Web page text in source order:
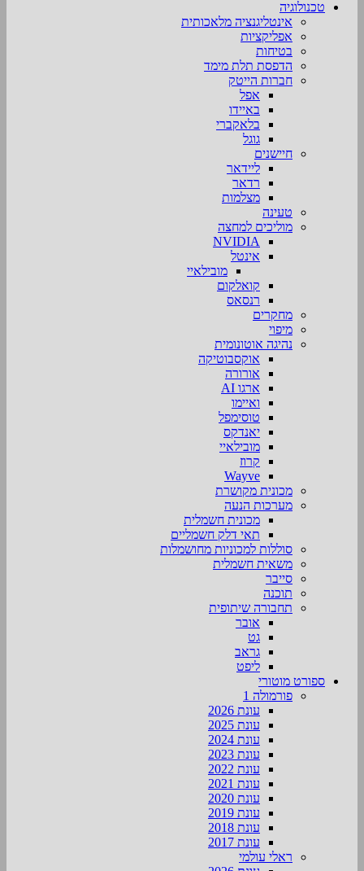
טכנולוגיה
אינטליגנציה מלאכותית
אפליקציות
בטיחות
הדפסת תלת מימד
חברות הייטק
אפל
באיידו
בלאקברי
גוגל
חיישנים
ליידאר
רדאר
מצלמות
טעינה
מוליכים למחצה
NVIDIA
אינטל
מובילאיי
קואלקום
רנסאס
מחקרים
מיפוי
נהיגה אוטונומית
אוקסבוטיקה
אורורה
ארגו AI
ואיימו
טוסימפל
יאנדקס
מובילאיי
קרוז
Wayve
מכונית מקושרת
מערכות הנעה
מכונית חשמלית
תאי דלק חשמליים
סוללות למכוניות מחושמלות
משאית חשמלית
סייבר
תוכנה
תחבורה שיתופית
אובר
גט
גראב
ליפט
ספורט מוטורי
פורמולה 1
עונת 2026
עונת 2025
עונת 2024
עונת 2023
עונת 2022
עונת 2021
עונת 2020
עונת 2019
עונת 2018
עונת 2017
ראלי עולמי